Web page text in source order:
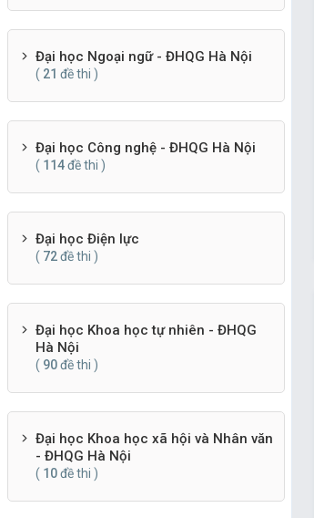
Đại học Ngoại ngữ - ĐHQG Hà Nội
( 21 đề thi )
Đại học Công nghệ - ĐHQG Hà Nội
( 114đề thi )
Đại học Điện lực
( 72đề thi )
Đại học Khoa học tự nhiên - ĐHQG
Hà Nội
( 90đề thi )
Đại học Khoa học xã hội và Nhân văn
- ĐHQG Hà Nội
( 10đề thi )